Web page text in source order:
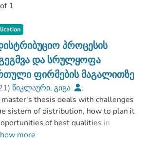
1
პროცესის
და სრულყოფა
ფირმების მაგალითზე
) წიკლაური, გიგა
;
თეიმურაზ
;
ფაკულტეტი
;
საერთაშორისო უნივერსიტეტი
thesis deals with challenges
sistem of distribution, how to plan it
of best qualities in
company, how important is the
more